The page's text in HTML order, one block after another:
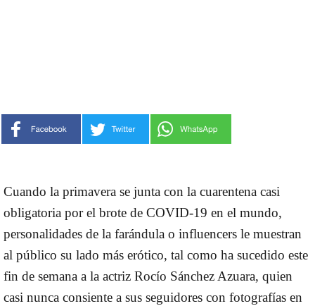
Cuando la primavera se junta con la cuarentena casi
obligatoria por el brote de COVID-19 en el mundo,
personalidades de la farándula o influencers le muestran
al público su lado más erótico, tal como ha sucedido este
fin de semana a la actriz Rocío Sánchez Azuara, quien
casi nunca consiente a sus seguidores con fotografías en